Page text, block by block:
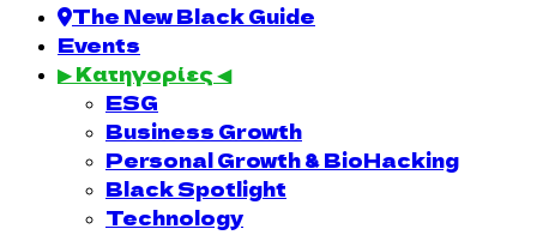
The New Black Guide
Events
▶ Κατηγορίες ◀
ESG
Business Growth
Personal Growth & BioHacking
Black Spotlight
Technology